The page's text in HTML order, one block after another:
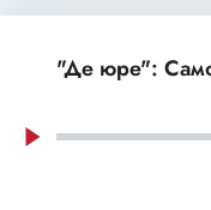
"Де юре":